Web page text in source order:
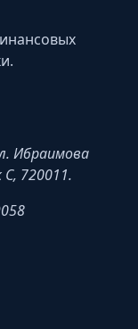
Ибраимова
720011.